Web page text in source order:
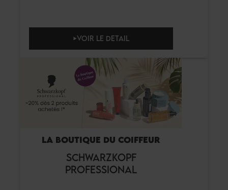
VOIR LE DETAIL
LA BOUTIQUE DU COIFFEUR
SCHWARZKOPF
PROFESSIONAL